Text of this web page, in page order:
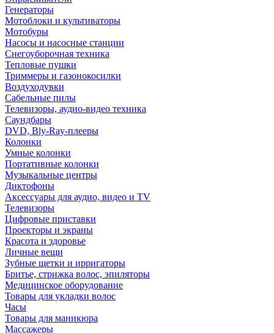
Генераторы
Мотоблоки и культиваторы
Мотобуры
Насосы и насосные станции
Снегоуборочная техника
Тепловые пушки
Триммеры и газонокосилки
Воздуходувки
Сабельные пилы
Телевизоры, аудио-видео техника
Саундбары
DVD, Bly-Ray-плееры
Колонки
Умные колонки
Портативные колонки
Музыкальные центры
Диктофоны
Аксессуары для аудио, видео и TV
Телевизоры
Цифровые приставки
Проекторы и экраны
Красота и здоровье
Личные вещи
Зубные щетки и ирригаторы
Бритье, стрижка волос, эпиляторы
Медицинское оборудование
Товары для укладки волос
Часы
Товары для маникюра
Массажеры